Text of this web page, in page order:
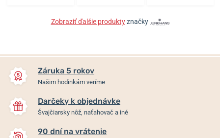
Zobraziť ďalšie produktyznačky
Záruka 5 rokov
Našim hodinkám veríme
Darčeky k objednávke
Švajčiarsky nôž, naťahovač a iné
90 dní na vrátenie